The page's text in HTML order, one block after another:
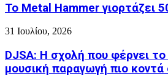
Το Metal Hammer γιορτάζει
31 Ιουλίου, 2026
DJSA: Η σχολή που φέρνει το
μουσική παραγωγή πιο κοντά